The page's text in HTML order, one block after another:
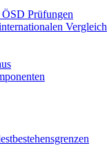
Prüfungen
Vergleich